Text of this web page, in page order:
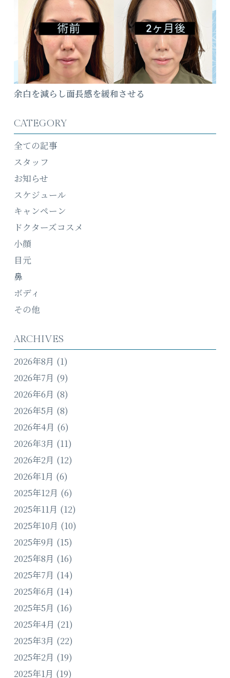
余白を減らし面長感を緩和させる
CATEGORY
全ての記事
スタッフ
お知らせ
スケジュール
キャンペーン
ドクターズコスメ
小顔
目元
鼻
ボディ
その他
ARCHIVES
2026年8月 (1)
2026年7月 (9)
2026年6月 (8)
2026年5月 (8)
2026年4月 (6)
2026年3月 (11)
2026年2月 (12)
2026年1月 (6)
2025年12月 (6)
2025年11月 (12)
2025年10月 (10)
2025年9月 (15)
2025年8月 (16)
2025年7月 (14)
2025年6月 (14)
2025年5月 (16)
2025年4月 (21)
2025年3月 (22)
2025年2月 (19)
2025年1月 (19)